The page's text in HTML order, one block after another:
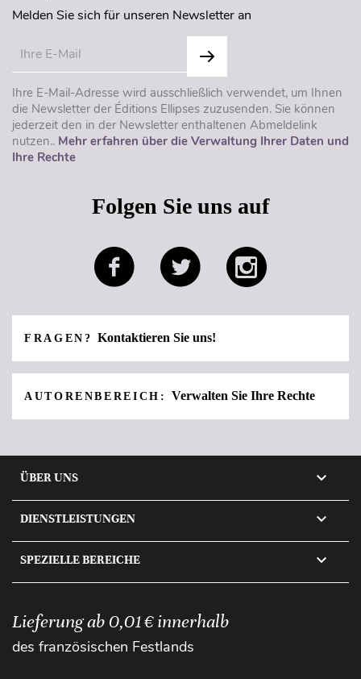
Melden Sie sich für unseren Newsletter an
Ihre E-Mail-Adresse wird ausschließlich verwendet, um Ihnen
die Newsletter der Éditions Ellipses zuzusenden. Sie können
jederzeit den in der Newsletter enthaltenen Abmeldelink
nutzen.. Mehr erfahren über die Verwaltung Ihrer Daten und
Ihre Rechte
Folgen Sie uns auf
FRAGEN?Kontaktieren Sie uns!
AUTORENBEREICH:Verwalten Sie Ihre Rechte
ÜBER UNS 
DIENSTLEISTUNGEN 
SPEZIELLE BEREICHE 
Lieferung ab 0,01 € innerhalb
des französischen Festlands